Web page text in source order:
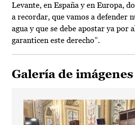
Levante, en España y en Europa,
a recordar, que vamos a defender
agua y que se debe apostar ya por
garanticen este derecho”.
Galería de imágenes